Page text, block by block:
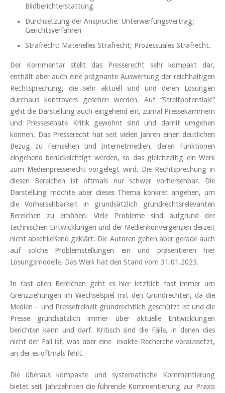
Bildberichterstattung
Durchsetzung der Ansprüche: Unterwerfungsvertrag;
Gerichtsverfahren
Strafrecht: Materielles Strafrecht; Prozessuales Strafrecht.
Der Kommentar stellt das Presserecht sehr kompakt dar,
enthält aber auch eine prägnante Auswertung der reichhaltigen
Rechtsprechung, die sehr aktuell sind und deren Lösungen
durchaus kontrovers gesehen werden. Auf “Streitpotentiale”
geht die Darstellung auch eingehend ein, zumal Pressekammern
und Pressesenate Kritik gewohnt sind und damit umgehen
können. Das Presserecht hat seit vielen Jahren einen deutlichen
Bezug zu Fernsehen und Internetmedien, deren Funktionen
eingehend berücksichtigt werden, so das gleichzeitig ein Werk
zum Medienpresserecht vorgelegt wird. Die Rechtsprechung in
diesen Bereichen ist oftmals nur schwer vorhersehbar. Die
Darstellung möchte aber dieses Thema konkret angehen, um
die Vorhersehbarkeit in grundsätzlich grundrechtsrelevanten
Bereichen zu erhöhen. Viele Probleme sind aufgrund der
technischen Entwicklungen und der Medienkonvergenzen derzeit
nicht abschließend geklärt. Die Autoren gehen aber gerade auch
auf solche Problemstellungen ein und präsentieren hier
Lösungsmodelle. Das Werk hat den Stand vom 31.01.2023.
In fast allen Bereichen geht es hier letztlich fast immer um
Grenzziehungen im Wechselspiel mit den Grundrechten, da die
Medien – und Pressefreiheit grundrechtlich geschützt ist und die
Presse grundsätzlich immer über aktuelle Entwicklungen
berichten kann und darf. Kritisch sind die Fälle, in denen dies
nicht der Fall ist, was aber eine exakte Recherche voraussetzt,
an der es oftmals fehlt.
Die überaus kompakte und systematische Kommentierung
bietet seit Jahrzehnten die führende Kommentierung zur Praxis